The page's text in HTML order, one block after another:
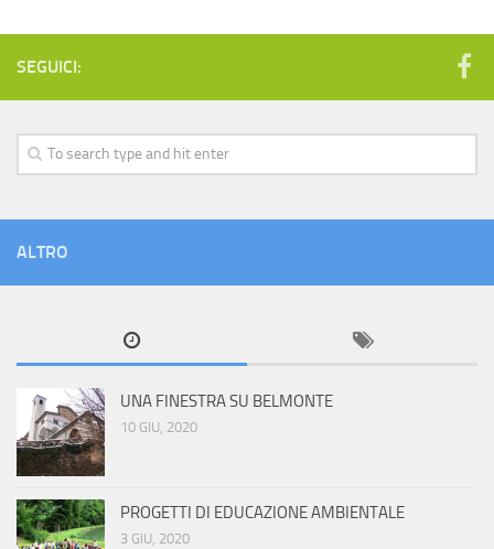
SEGUICI:
ALTRO
UNA FINESTRA SU BELMONTE
10 GIU, 2020
PROGETTI DI EDUCAZIONE AMBIENTALE
3 GIU, 2020